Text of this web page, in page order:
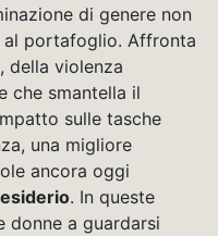
di genere non
al portafoglio. Affronta
della violenza
che smantella il
sulle tasche
una migliore
ancora oggi
. In queste
donne a guardarsi